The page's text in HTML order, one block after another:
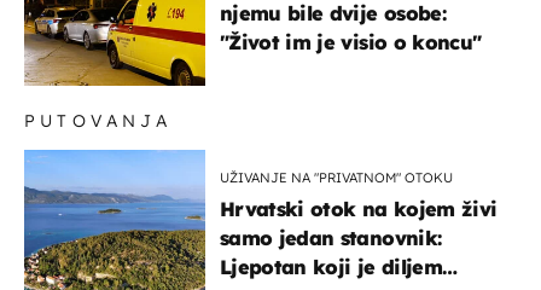
njemu bile dvije osobe:
"Život im je visio o koncu"
PUTOVANJA
UŽIVANJE NA "PRIVATNOM" OTOKU
Hrvatski otok na kojem živi
samo jedan stanovnik:
Ljepotan koji je diljem